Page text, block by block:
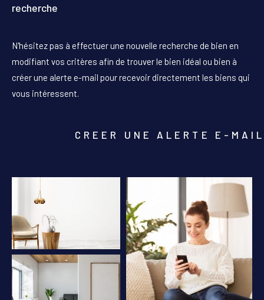
recherche
N'hésitez pas à effectuer une nouvelle recherche de bien en
modifiant vos critères afin de trouver le bien idéal ou bien à
créer une alerte e-mail pour recevoir directement les biens qui
vous intéressent.
CREER UNE ALERTE E-
1 2 3 4 5+
Localisation
AFFINER LES CRITÈRES
PARKING TERRASSE PISCINE
FILTRER PAR